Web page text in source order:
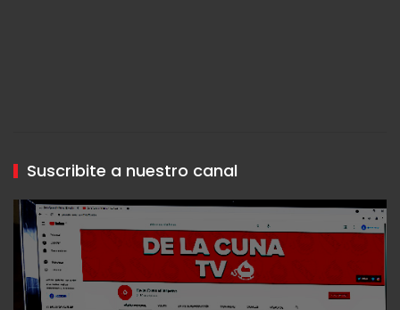
Suscribite a nuestro canal